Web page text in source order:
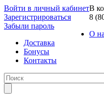
Войти в личный кабинет
Зарегистрироваться
Забыли пароль
В
8
О
Доставка
Бонусы
Контакты